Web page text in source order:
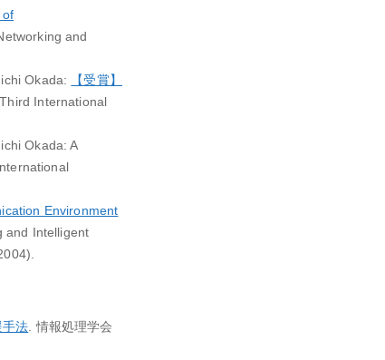
of
and
Okada:
【受賞】
International
Okada: A
Environment
and Intelligent
手法. 情報処理学会